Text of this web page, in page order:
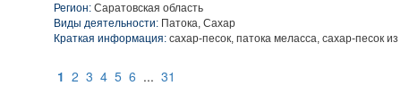
Регион: Саратовская область
Виды деятельности: Патока, Сахар
Краткая информация: сахар-песок, патока меласса, сахар-песок
1 2 3 4 5 6 ... 31